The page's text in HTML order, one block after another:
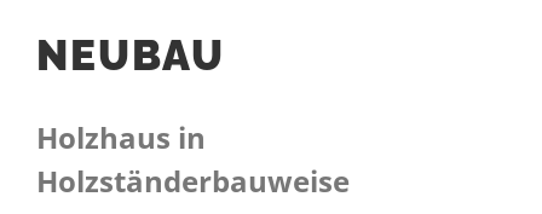
NEUBAU
Holzhaus in
Holzständerbauweise